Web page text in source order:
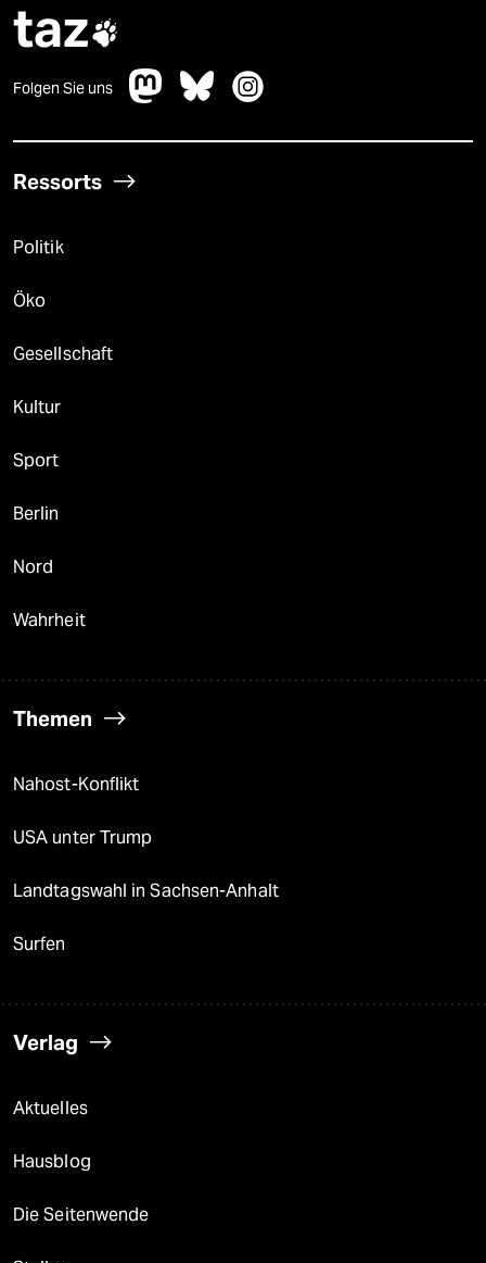
taz
Folgen Sie uns
Ressorts
Politik
Öko
Gesellschaft
Kultur
Sport
Berlin
Nord
Wahrheit
Themen
Nahost-Konflikt
USA unter Trump
Landtagswahl in Sachsen-Anhalt
Surfen
Verlag
Aktuelles
Hausblog
Die Seitenwende